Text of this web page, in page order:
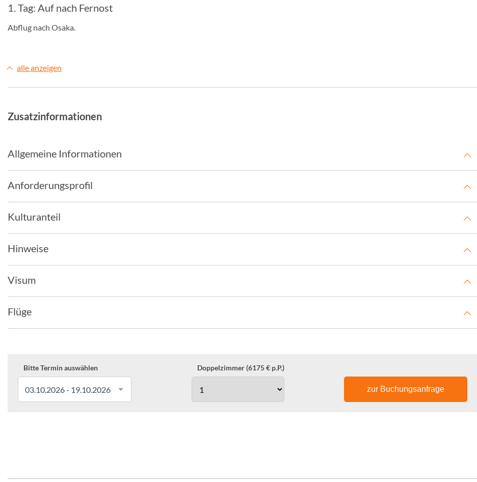
1. Tag: Auf nach Fernost
Abflug nach Osaka.
alle anzeigen
Zusatzinformationen
Allgemeine Informationen
Anforderungsprofil
Kulturanteil
Hinweise
Visum
Flüge
Bitte Termin auswählen
03.10.2026 - 19.10.2026
Doppelzimmer (6175 € p.P.)
zur Buchungsanfrage